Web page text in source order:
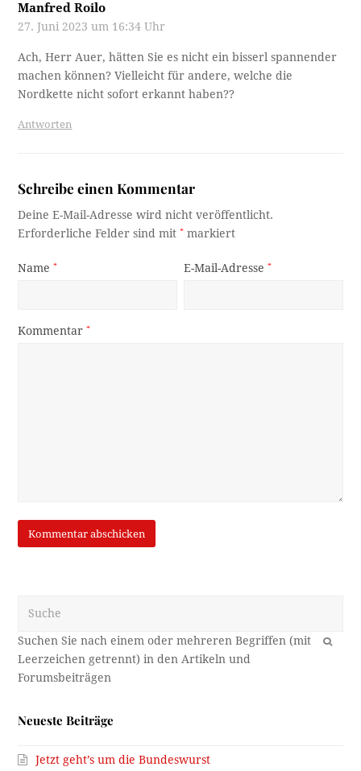
Manfred Roilo
27. Juni 2023 um 16:34 Uhr
Ach, Herr Auer, hätten Sie es nicht ein bisserl spannender
machen können? Vielleicht für andere, welche die
Nordkette nicht sofort erkannt haben??
Antworten
Schreibe einen Kommentar
Deine E-Mail-Adresse wird nicht veröffentlicht.
Erforderliche Felder sind mit* markiert
Name* E-Mail-Adresse*
Kommentar*
OK
Neueste Beiträge
Jetzt geht’s um die Bundeswurst